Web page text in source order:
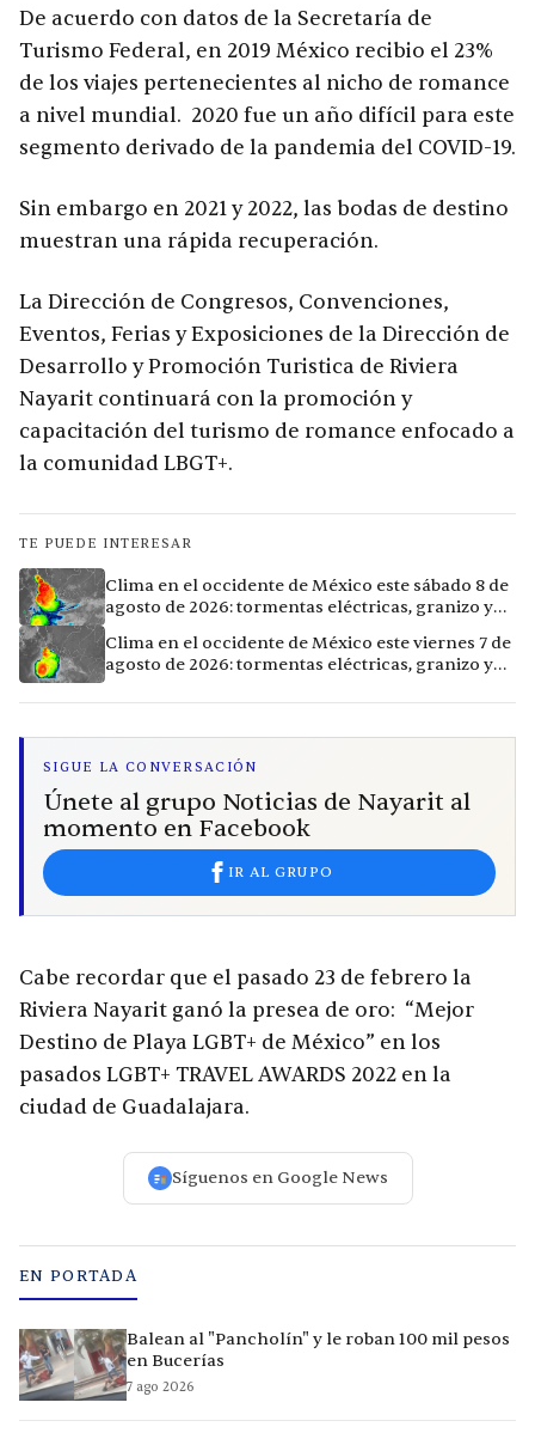
De acuerdo con datos de la Secretaría de
Turismo Federal, en 2019 México recibio el 23%
de los viajes pertenecientes al nicho de romance
a nivel mundial. 2020 fue un año difícil para este
segmento derivado de la pandemia del COVID-19.
Sin embargo en 2021 y 2022, las bodas de destino
muestran una rápida recuperación.
La Dirección de Congresos, Convenciones,
Eventos, Ferias y Exposiciones de la Dirección de
Desarrollo y Promoción Turistica de Riviera
Nayarit continuará con la promoción y
capacitación del turismo de romance enfocado a
la comunidad LBGT+.
TE PUEDE INTERESAR
Clima en el occidente de México este sábado 8 de
agosto de 2026: tormentas eléctricas, granizo y
Clima en el occidente de México este viernes 7 de
agosto de 2026: tormentas eléctricas, granizo y
SIGUE LA CONVERSACIÓN
Únete al grupo Noticias de Nayarit al
momento en Facebook
IR AL GRUPO
Cabe recordar que el pasado 23 de febrero la
Riviera Nayarit ganó la presea de oro: “Mejor
Destino de Playa LGBT+ de México” en los
pasados LGBT+ TRAVEL AWARDS 2022 en la
ciudad de Guadalajara.
Síguenos en Google News
EN PORTADA
Balean al "Pancholín" y le roban 100 mil pesos
en Bucerías
7 ago 2026